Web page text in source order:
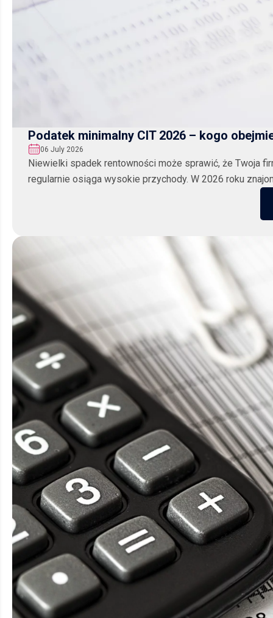
Podatek minimalny CIT 2026 – kogo
06 July 2026
Niewielki spadek rentowności może sprawić, że Twoja
regularnie osiąga wysokie przychody. W 2026 roku